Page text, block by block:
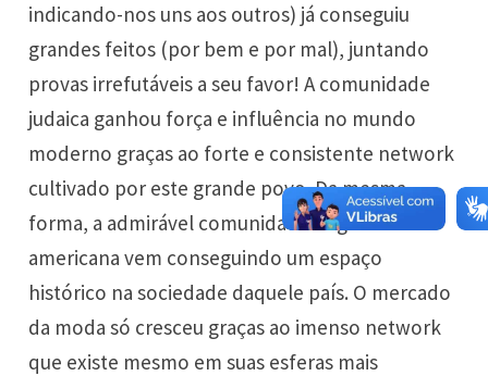
indicando-nos uns aos outros) já conseguiu
grandes feitos (por bem e por mal), juntando
provas irrefutáveis a seu favor! A comunidade
judaica ganhou força e influência no mundo
moderno graças ao forte e consistente network
cultivado por este grande povo. Da mesma
forma, a admirável comunidade negra norte-
americana vem conseguindo um espaço
histórico na sociedade daquele país. O mercado
da moda só cresceu graças ao imenso network
que existe mesmo em suas esferas mais